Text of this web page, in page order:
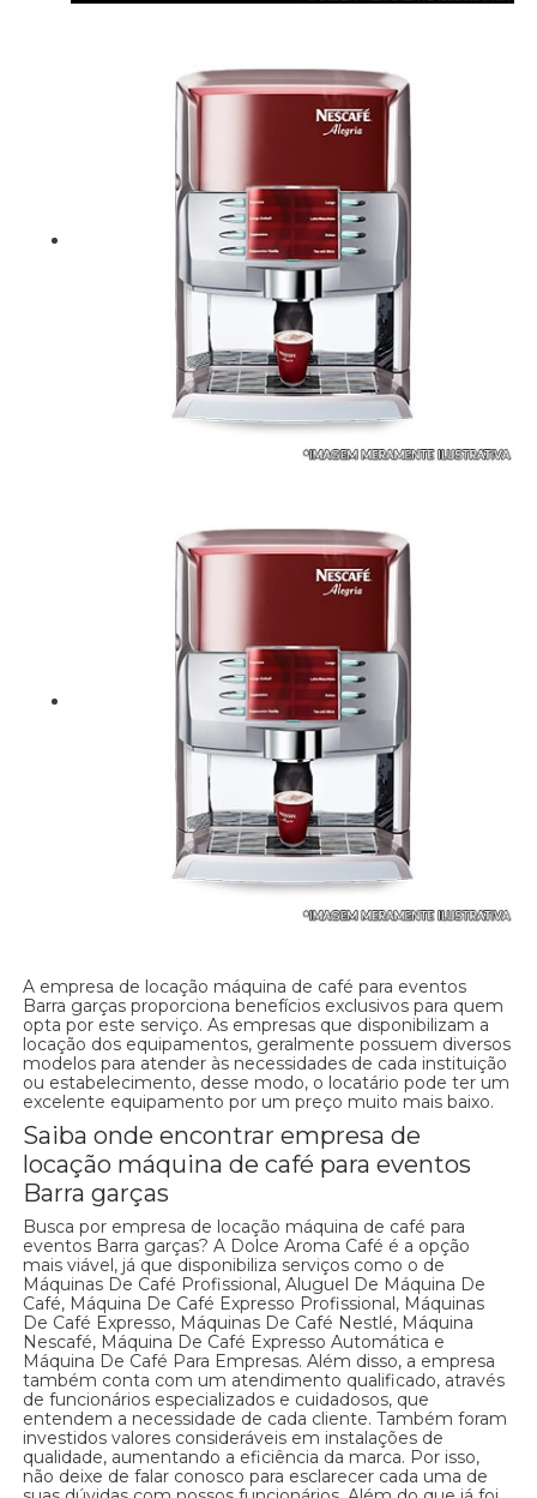
A empresa de locação máquina de café para eventos
Barra garças proporciona benefícios exclusivos para quem
opta por este serviço. As empresas que disponibilizam a
locação dos equipamentos, geralmente possuem diversos
modelos para atender às necessidades de cada instituição
ou estabelecimento, desse modo, o locatário pode ter um
excelente equipamento por um preço muito mais baixo.
Saiba onde encontrar empresa de
locação máquina de café para eventos
Barra garças
Busca por empresa de locação máquina de café para
eventos Barra garças? A Dolce Aroma Café é a opção
mais viável, já que disponibiliza serviços como o de
Máquinas De Café Profissional, Aluguel De Máquina De
Café, Máquina De Café Expresso Profissional, Máquinas
De Café Expresso, Máquinas De Café Nestlé, Máquina
Nescafé, Máquina De Café Expresso Automática e
Máquina De Café Para Empresas. Além disso, a empresa
também conta com um atendimento qualificado, através
de funcionários especializados e cuidadosos, que
entendem a necessidade de cada cliente. Também foram
investidos valores consideráveis em instalações de
qualidade, aumentando a eficiência da marca. Por isso,
não deixe de falar conosco para esclarecer cada uma de